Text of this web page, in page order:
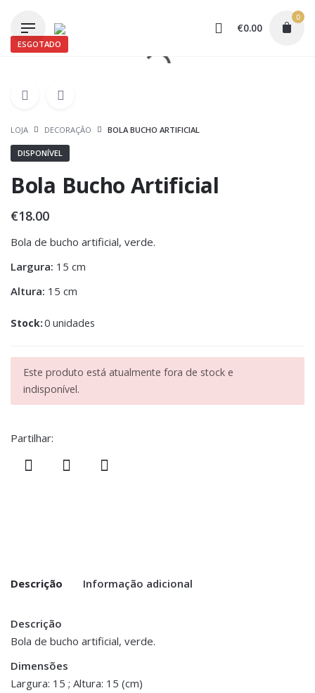
content
€0.00
0
ESGOTADO
LOJA DECORAÇÃO BOLA BUCHO ARTIFICIAL
DISPONÍVEL
Bola Bucho Artificial
€18.00
Bola de bucho artificial, verde.
Largura: 15 cm
Altura: 15 cm
Stock:0 unidades
Este produto está atualmente fora de stock e
indisponível.
Partilhar:
Descrição Informação adicional
Descrição
Bola de bucho artificial, verde.
Dimensões
Largura: 15 ; Altura: 15 (cm)
Peso 0.500 kg
Dimensões